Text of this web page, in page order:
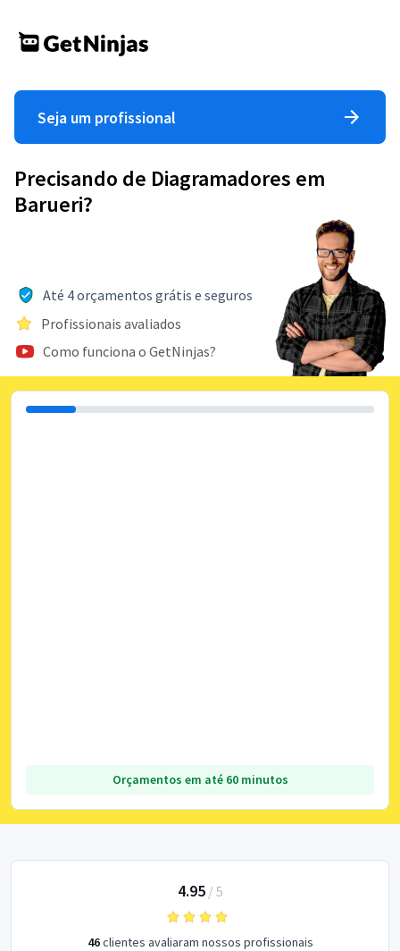
Seja um profissional
Precisando de Diagramadores em
Barueri?
Até 4 orçamentos grátis e seguros
Profissionais avaliados
Como funciona o GetNinjas?
Orçamentos em até 60 minutos
4.95/ 5
46clientes avaliaram nossos profissionais